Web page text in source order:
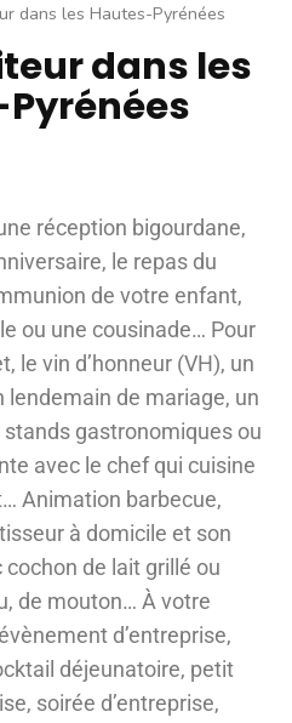
dans les Hautes-Pyrénées
dans les
réception bigourdane,
le repas du
de votre enfant,
ou une cousinade… Pour
le vin d’honneur (VH), un
lendemain de mariage, un
gastronomiques ou
avec le chef qui cuisine
Animation barbecue,
à domicile et son
de lait grillé ou
de mouton… À votre
d’entreprise,
déjeunatoire, petit
soirée d’entreprise,